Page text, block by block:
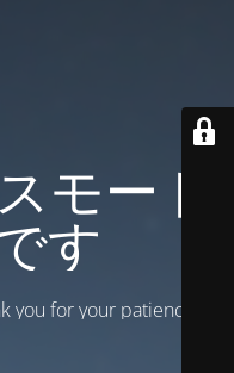
モード
す
you for your patience!